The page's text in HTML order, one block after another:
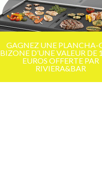
GAGNEZ UNE PLANCHA-
BIZONE D’UNE VALEUR DE
EUROS OFFERTE PAR
RIVIERA&BAR